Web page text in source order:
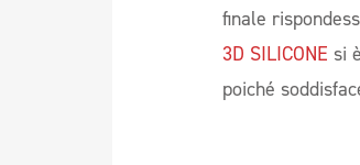
finale
3D SILICONE si
poiché